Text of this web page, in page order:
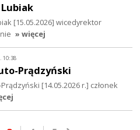
Lubiak
[15.05.2026] wicedyrektor
» więcej
10:38
Prądzyński
[14.05.2026 r.] członek